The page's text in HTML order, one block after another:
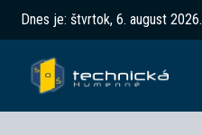
Dnes je: štvrtok, 6. august 2026.